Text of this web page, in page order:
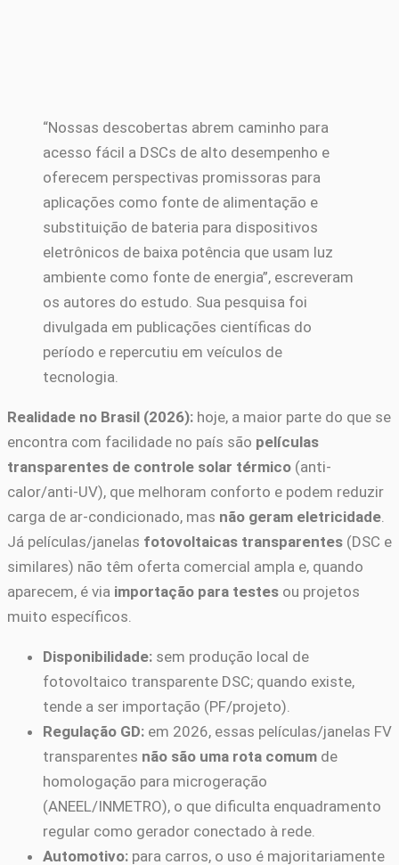
“Nossas descobertas abrem caminho para
acesso fácil a DSCs de alto desempenho e
oferecem perspectivas promissoras para
aplicações como fonte de alimentação e
substituição de bateria para dispositivos
eletrônicos de baixa potência que usam luz
ambiente como fonte de energia”, escreveram
os autores do estudo. Sua pesquisa foi
divulgada em publicações científicas do
período e repercutiu em veículos de
tecnologia.
Realidade no Brasil (2026): hoje, a maior parte do que se
encontra com facilidade no país são películas
transparentes de controle solar térmico (anti-
calor/anti-UV), que melhoram conforto e podem reduzir
carga de ar-condicionado, mas não geram eletricidade.
Já películas/janelas fotovoltaicas transparentes (DSC e
similares) não têm oferta comercial ampla e, quando
aparecem, é via importação para testes ou projetos
muito específicos.
Disponibilidade: sem produção local de
fotovoltaico transparente DSC; quando existe,
tende a ser importação (PF/projeto).
Regulação GD: em 2026, essas películas/janelas FV
transparentes não são uma rota comum de
homologação para microgeração
(ANEEL/INMETRO), o que dificulta enquadramento
regular como gerador conectado à rede.
Automotivo: para carros, o uso é majoritariamente